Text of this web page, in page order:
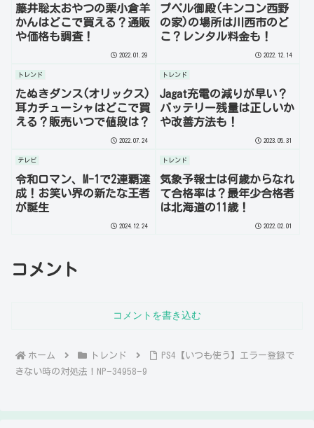
藤井聡太おやつの栗小倉羊
かんはどこで買える？通販
や価格も調査！
2022.01.29
プペル御殿(キンコン西野
の家)の場所は川西市のど
こ？レンタル料金も！
2022.12.14
トレンド
たぬきダンス(オリックス)
耳カチューシャはどこで買
える？販売いつで値段は？
2022.07.24
トレンド
Jagat充電の減りが早い？
バッテリー残量は正しいか
や改善方法も！
2023.05.31
テレビ
令和ロマン、M-1で2連覇達
成！お笑い界の新たな王者
が誕生
2024.12.24
トレンド
気象予報士は何歳からなれ
て合格率は？最年少合格者
は北海道の11歳！
2022.02.01
コメント
コメントを書き込む
ホーム トレンド
PS4【いつも使う】エラー登録で
きない時の対処法！NP−34958−9